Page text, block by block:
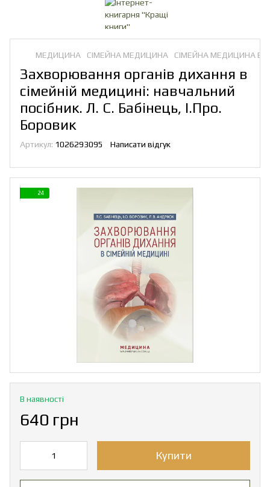
МЕДИЦИНА СІМЕЙНА МЕДИЦИНА СІМЕЙНА МЕДИЦИНА
Захворювання органів дихання в
сімейній медицині: навчальний
посібник. Л. С. Бабінець, І.Про.
Боровик
Артикул: 1026293095 Написати відгук
24
В наявності
640 грн
Купити